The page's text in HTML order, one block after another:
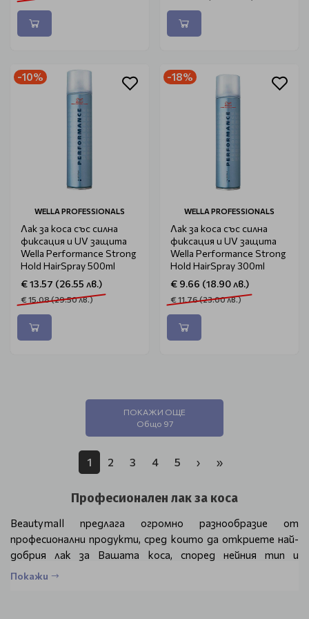
-10%
WELLA PROFESSIONALS
Лак за коса със силна
фиксация и UV защита
Wella Performance Strong
Hold HairSpray 500ml
€ 13.57 (26.55 лв.)
€ 15.08 (29.50 лв.)
-18%
WELLA PROFESSIONALS
Лак за коса със силна
фиксация и UV защита
Wella Performance Strong
Hold HairSpray 300ml
€ 9.66 (18.90 лв.)
€ 11.76 (23.00 лв.)
ПОКАЖИ ОЩЕ
Общо 97
1 2 3 4 5 › »
Професионален лак за коса
Beautymall предлага огромно разнообразие от
професионални продукти, сред които да откриете най-
добрия лак за Вашата коса, според нейния тип и
състояние, съобразно прическата, която искате да
Покажи